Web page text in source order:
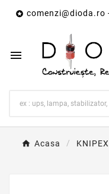
 comenzi@dioda.ro

Acasa KNIPEX